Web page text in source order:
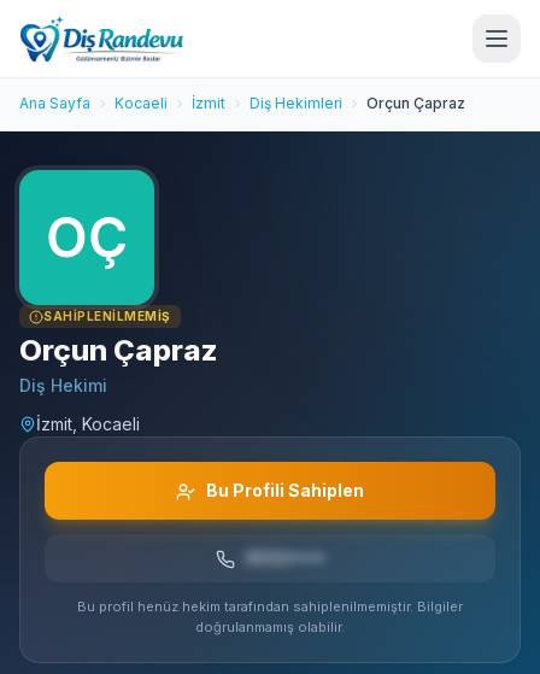
Ana Sayfa Kocaeli İzmit Diş Hekimleri Orçun Çapraz
SAHIPLENILMEMIŞ
Orçun Çapraz
Diş Hekimi
İzmit, Kocaeli
Bu Profili Sahiplen
Bu profil henüz hekim tarafından sahiplenilmemiştir. Bilgiler
doğrulanmamış olabilir.